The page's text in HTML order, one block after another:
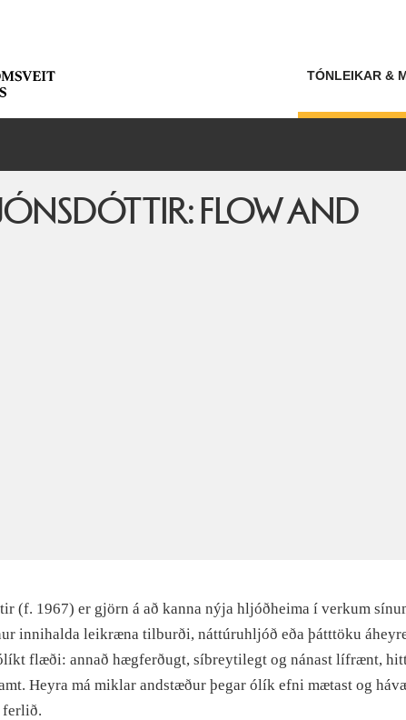
FLOW AND
(f. 1967) er gjörn á að kanna nýja hljóðheima í verkum
innihalda leikræna tilburði, náttúruhljóð eða þátttöku
flæði: annað hægferðugt, síbreytilegt og nánast lífrænt,
Heyra má miklar andstæður þegar ólík efni mætast og
TÓNLEIKAR &